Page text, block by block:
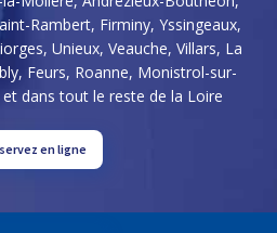
Rambert, Firminy, Yssingeaux,
Unieux, Veauche, Villars, La
Feurs, Roanne, Monistrol-sur-
dans tout le reste de la Loire
en ligne